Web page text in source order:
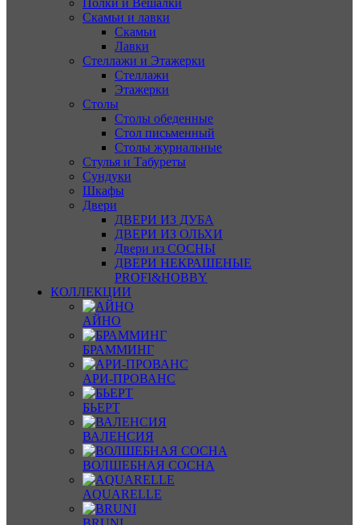
Полки и Вешалки
Скамьи и лавки
Скамьи
Лавки
Стеллажи и Этажерки
Стеллажи
Этажерки
Столы
Столы обеденные
Стол письменный
Столы журнальные
Стулья и Табуреты
Сундуки
Шкафы
Двери
ДВЕРИ ИЗ ДУБА
ДВЕРИ ИЗ ОЛЬХИ
Двери из СОСНЫ
ДВЕРИ НЕКРАШЕНЫЕ
PROFI&HOBBY
КОЛЛЕКЦИИ
АЙНО
БРАММИНГ
АРИ-ПРОВАНС
БЬЕРТ
ВАЛЕНСИЯ
ВОЛШЕБНАЯ СОСНА
AQUARELLE